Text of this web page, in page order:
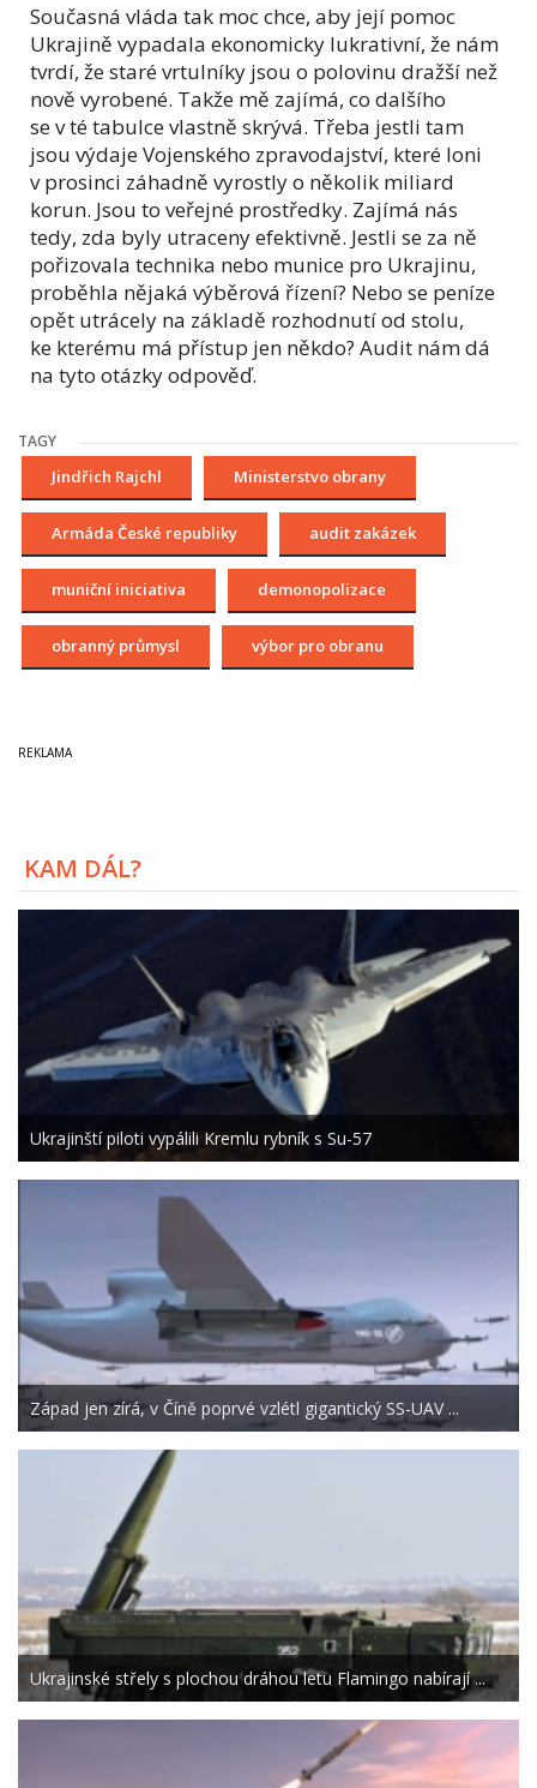
Současná vláda tak moc chce, aby její pomoc
Ukrajině vypadala ekonomicky lukrativní, že nám
tvrdí, že staré vrtulníky jsou o polovinu dražší než
nově vyrobené. Takže mě zajímá, co dalšího
se v té tabulce vlastně skrývá. Třeba jestli tam
jsou výdaje Vojenského zpravodajství, které loni
v prosinci záhadně vyrostly o několik miliard
korun. Jsou to veřejné prostředky. Zajímá nás
tedy, zda byly utraceny efektivně. Jestli se za ně
pořizovala technika nebo munice pro Ukrajinu,
proběhla nějaká výběrová řízení? Nebo se peníze
opět utrácely na základě rozhodnutí od stolu,
ke kterému má přístup jen někdo? Audit nám dá
na tyto otázky odpověď.
TAGY
Jindřich Rajchl Ministerstvo obrany
Armáda České republiky audit zakázek
muniční iniciativa demonopolizace
obranný průmysl výbor pro obranu
KAM DÁL?
Ukrajinští piloti vypálili Kremlu rybník s Su-57
Západ jen zírá, v Číně poprvé vzlétl gigantický SS-UAV ...
Ukrajinské střely s plochou dráhou letu Flamingo nabírají ...